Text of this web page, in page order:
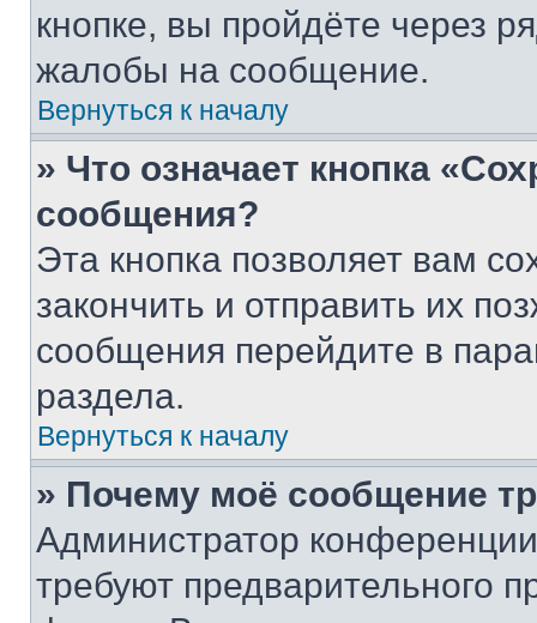
кнопке, вы пройдёте через
жалобы на сообщение.
Вернуться к началу
» Что означает кнопка
сообщения?
Эта кнопка позволяет вам
закончить и отправить их
сообщения перейдите в
раздела.
Вернуться к началу
» Почему моё сообщение
Администратор
требуют предварительного